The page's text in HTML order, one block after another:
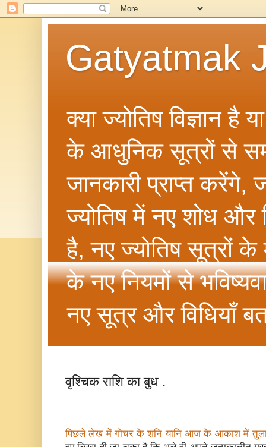
Gatyatmak
क्या ज्योतिष विज्ञान
के आधुनिक सूत्रों से
जानकारी प्राप्त करेंगे,
ज्योतिष में नए शोध और
है, नए ज्योतिष सूत्रों
के नए नियमों से
नए सूत्र और विधियाँ
वृश्चिक राशि का बुध .
पिछले लेख में गोचर के शनि यानि आज के आकाश में तुला